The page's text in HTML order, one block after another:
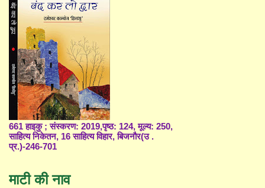
661 हाइकु ; संस्करण: 2019,पृष्ठ: 124, मूल्य: 250,
साहित्य निकेतन, 16 साहित्य विहार, बिजनौर(उ .
प्र.)-246-701
माटी की नाव